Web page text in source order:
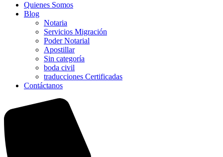
Quienes Somos
Blog
Notaria
Servicios Migración
Poder Notarial
Apostillar
Sin categoría
boda civil
traducciones Certificadas
Contáctanos